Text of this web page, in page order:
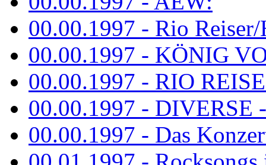
00.00.1997 - Rio Reiser/
00.00.1997 - KÖNIG
00.00.1997 - RIO
00.00.1997 - DIVERSE
00.00.1997 - Das